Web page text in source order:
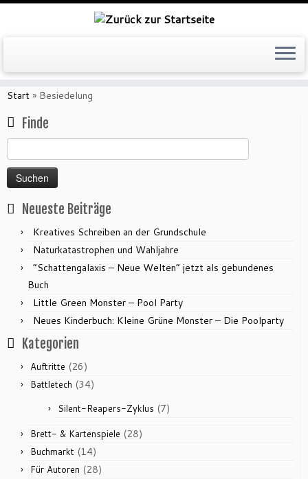
Zum
Inhalt
Start » Besiedelung
Finde
nach:
Neueste Beiträge
Kreatives Schreiben an der Grundschule
Naturkatastrophen und Wahljahre
“Schattengalaxis – Neue Welten” jetzt als gebundenes
Buch
Little Green Monster – Pool Party
Neues Kinderbuch: Kleine Grüne Monster – Die Poolparty
Kategorien
Auftritte (26)
Battletech (34)
Silent-Reapers-Zyklus (7)
Brett- & Kartenspiele (28)
Buchmarkt (14)
Für Autoren (28)